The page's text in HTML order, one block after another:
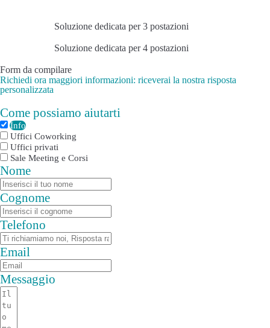
Soluzione dedicata per 3 postazioni
Soluzione dedicata per 4 postazioni
Form da compilare
Richiedi ora maggiori informazioni: riceverai la nostra risposta
personalizzata
Come possiamo aiutarti
Info
Uffici Coworking
Uffici privati
Sale Meeting e Corsi
Nome
Cognome
Telefono
Email
Messaggio